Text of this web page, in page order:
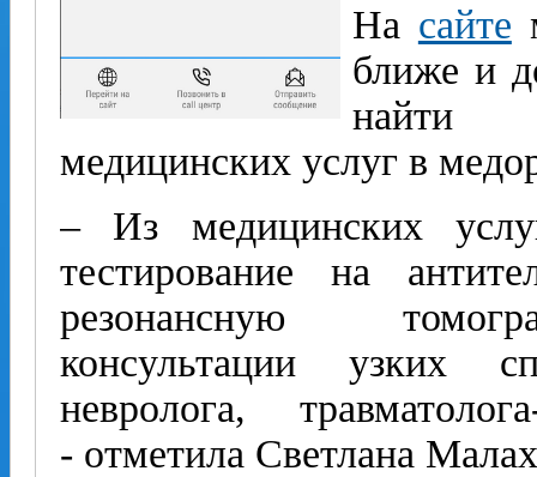
На сайте
ближе и
найти
медицинских услуг в
– Из медицинских
тестирование на
резонансную
консультации узких
невролога,
- отметила Светлана